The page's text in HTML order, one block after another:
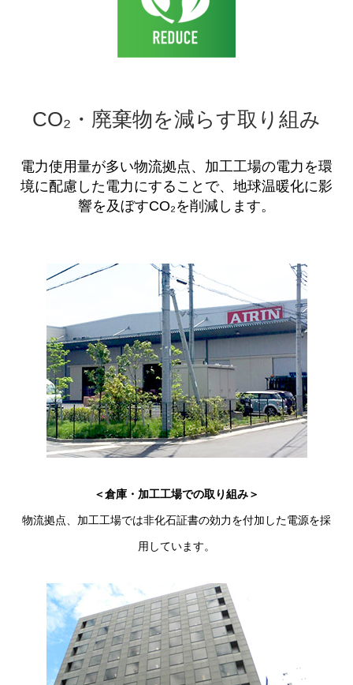
CO₂・廃棄物を減らす取り組み
電力使用量が多い物流拠点、加工工場の電力を環
境に配慮した電力にすることで、地球温暖化に影
響を及ぼすCO₂を削減します。
＜倉庫・加工工場での取り組み＞
物流拠点、加工工場では非化石証書の効力を付加した電源を採
用しています。